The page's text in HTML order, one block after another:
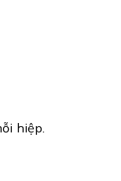
hiệp.